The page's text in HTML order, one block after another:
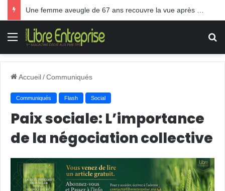
Menu
Accueil/Communiqués
Communiqués Flash Social
Paix sociale: L’importance
de la négociation collective